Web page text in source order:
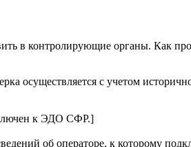
в контролирующие органы. Как
осуществляется с учетом
к ЭДО СФР.]
об операторе, к которому